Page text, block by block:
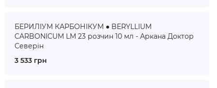
БЕРИЛІУМ КАРБОНІКУМ ● BERYLLIUM
CARBONICUM LM 23 розчин 10 мл - Аркана Доктор
Северін
3 533 грн